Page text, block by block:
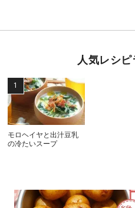
人気レシ
モロヘイヤと出汁豆乳
の冷たいスープ